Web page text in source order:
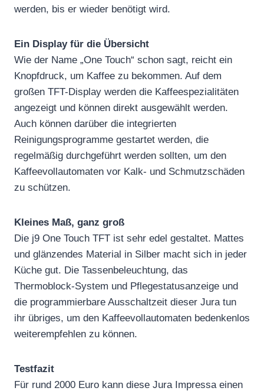
werden, bis er wieder benötigt wird.
Ein Display für die Übersicht
Wie der Name „One Touch“ schon sagt, reicht ein
Knopfdruck, um Kaffee zu bekommen. Auf dem
großen TFT-Display werden die Kaffeespezialitäten
angezeigt und können direkt ausgewählt werden.
Auch können darüber die integrierten
Reinigungsprogramme gestartet werden, die
regelmäßig durchgeführt werden sollten, um den
Kaffeevollautomaten vor Kalk- und Schmutzschäden
zu schützen.
Kleines Maß, ganz groß
Die j9 One Touch TFT ist sehr edel gestaltet. Mattes
und glänzendes Material in Silber macht sich in jeder
Küche gut. Die Tassenbeleuchtung, das
Thermoblock-System und Pflegestatusanzeige und
die programmierbare Ausschaltzeit dieser Jura tun
ihr übriges, um den Kaffeevollautomaten bedenkenlos
weiterempfehlen zu können.
Testfazit
Für rund 2000 Euro kann diese Jura Impressa einen